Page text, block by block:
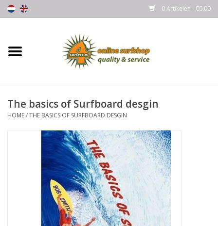
0 Artikelen - €0,00
Home
Wetsuits
Gloves, Caps & Boots
Lycra's & UV protection
The basics of Surfboard desgin
HOME/THE BASICS OF SURFBOARD DESGIN